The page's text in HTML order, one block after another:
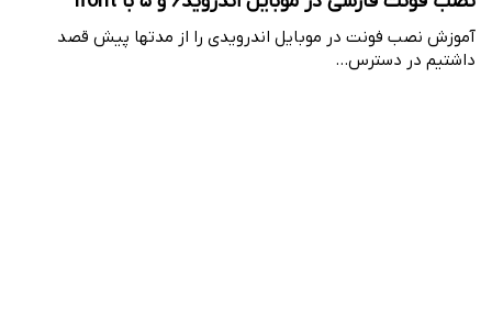
آموزش نصب فونت در موبایل اندرویدی را از مدتها پیش قصد
داشتیم در دسترس…